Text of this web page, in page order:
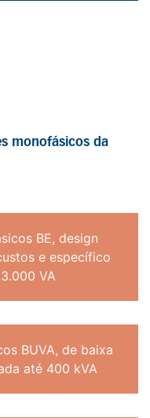
monofásicos da
BE, design
e específico
VA
BUVA, de baixa
até 400 kVA